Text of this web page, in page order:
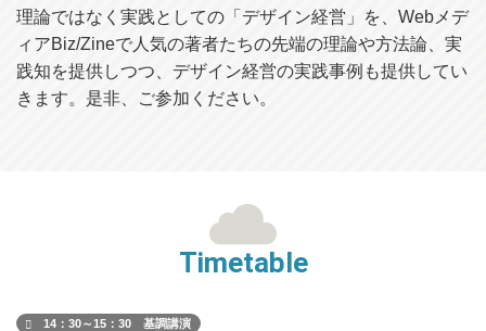
理論ではなく実践としての「デザイン経営」を、Webメデ
ィアBiz/Zineで人気の著者たちの先端の理論や方法論、実
践知を提供しつつ、デザイン経営の実践事例も提供してい
きます。是非、ご参加ください。
Timetable
14：30～15：30 基調講演